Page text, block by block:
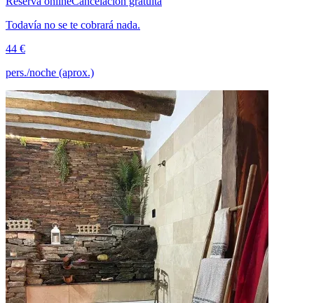
Todavía no se te cobrará nada.
44 €
pers./noche (aprox.)